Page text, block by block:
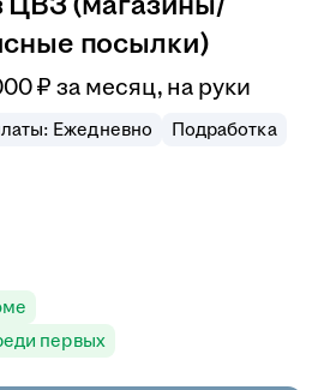
посылки)
₽ за месяц, на руки
Ежедневно Подработка
первых